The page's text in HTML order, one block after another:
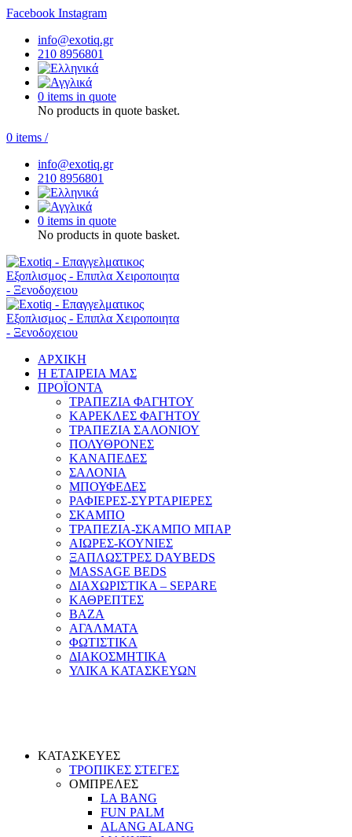
Facebook Instagram
info@exotiq.gr
210 8956801
0 items in quote
No products in quote basket.
0 items /
info@exotiq.gr
210 8956801
0 items in quote
No products in quote basket.
ΑΡΧΙΚΗ
Η ΕΤΑΙΡΕΙΑ ΜΑΣ
ΠΡΟΪΟΝΤΑ
ΤΡΑΠΕΖΙΑ ΦΑΓΗΤΟΥ
ΚΑΡΕΚΛΕΣ ΦΑΓΗΤΟΥ
ΤΡΑΠΕΖΙΑ ΣΑΛΟΝΙΟΥ
ΠΟΛΥΘΡΟΝΕΣ
ΚΑΝΑΠΕΔΕΣ
ΣΑΛΟΝΙΑ
ΜΠΟΥΦΕΔΕΣ
ΡΑΦΙΕΡΕΣ-ΣΥΡΤΑΡΙΕΡΕΣ
ΣΚΑΜΠΟ
ΤΡΑΠΕΖΙΑ-ΣΚΑΜΠΟ ΜΠΑΡ
ΑΙΩΡΕΣ-ΚΟΥΝΙΕΣ
ΞΑΠΛΩΣΤΡΕΣ DAYBEDS
MASSAGE BEDS
ΔΙΑΧΩΡΙΣΤΙΚΑ – SEPARE
ΚΑΘΡΕΠΤΕΣ
ΒΑΖΑ
ΑΓΑΛΜΑΤΑ
ΦΩΤΙΣΤΙΚΑ
ΔΙΑΚΟΣΜΗΤΙΚΑ
ΥΛΙΚΑ ΚΑΤΑΣΚΕΥΩΝ
ΚΑΤΑΣΚΕΥΕΣ
ΤΡΟΠΙΚΕΣ ΣΤΕΓΕΣ
ΟΜΠΡΕΛΕΣ
LA BANG
FUN PALM
ALANG ALANG